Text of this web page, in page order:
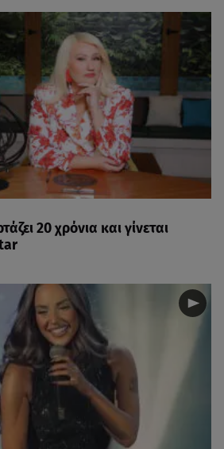
20 χρόνια και γίνεται